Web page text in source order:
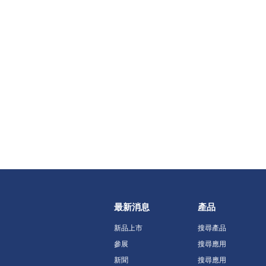
最新消息
新品上市
參展
新聞
產品
搜尋產品
搜尋應用
搜尋應用